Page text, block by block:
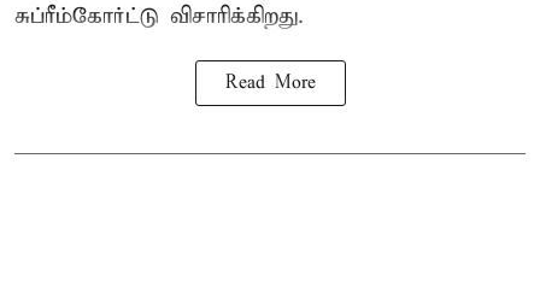
சுப்ரீம்கோர்ட்டு விசாரிக்கிறது.
Read More